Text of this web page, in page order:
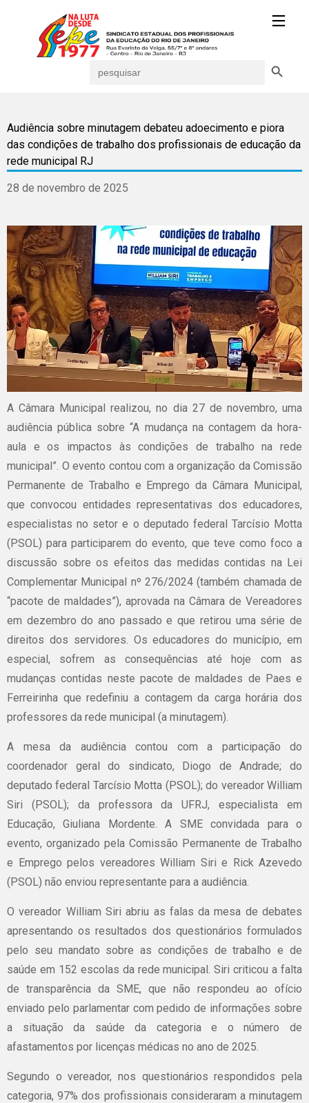
for:
Audiência sobre minutagem debateu adoecimento e piora
das condições de trabalho dos profissionais de educação da
rede municipal RJ
28 de novembro de 2025
A Câmara Municipal realizou, no dia 27 de novembro, uma
audiência pública sobre “A mudança na contagem da hora-
aula e os impactos às condições de trabalho na rede
municipal”. O evento contou com a organização da Comissão
Permanente de Trabalho e Emprego da Câmara Municipal,
que convocou entidades representativas dos educadores,
especialistas no setor e o deputado federal Tarcísio Motta
(PSOL) para participarem do evento, que teve como foco a
discussão sobre os efeitos das medidas contidas na Lei
Complementar Municipal nº 276/2024 (também chamada de
“pacote de maldades”), aprovada na Câmara de Vereadores
em dezembro do ano passado e que retirou uma série de
direitos dos servidores. Os educadores do município, em
especial, sofrem as consequências até hoje com as
mudanças contidas neste pacote de maldades de Paes e
Ferreirinha que redefiniu a contagem da carga horária dos
professores da rede municipal (a minutagem).
A mesa da audiência contou com a participação do
coordenador geral do sindicato, Diogo de Andrade; do
deputado federal Tarcísio Motta (PSOL); do vereador William
Siri (PSOL); da professora da UFRJ, especialista em
Educação, Giuliana Mordente. A SME convidada para o
evento, organizado pela Comissão Permanente de Trabalho
e Emprego pelos vereadores William Siri e Rick Azevedo
(PSOL) não enviou representante para a audiência.
O vereador William Siri abriu as falas da mesa de debates
apresentando os resultados dos questionários formulados
pelo seu mandato sobre as condições de trabalho e de
saúde em 152 escolas da rede municipal. Siri criticou a falta
de transparência da SME, que não respondeu ao ofício
enviado pelo parlamentar com pedido de informações sobre
a situação da saúde da categoria e o número de
afastamentos por licenças médicas no ano de 2025.
Segundo o vereador, nos questionários respondidos pela
categoria, 97% dos profissionais consideraram a minutagem